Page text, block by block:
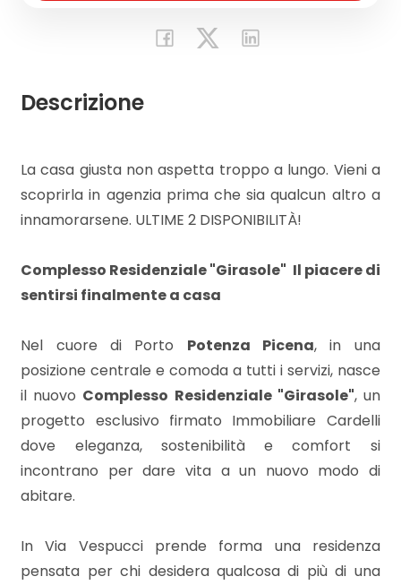
Descrizione
La casa giusta non aspetta troppo a lungo. Vieni a
scoprirla in agenzia prima che sia qualcun altro a
innamorarsene. ULTIME 2 DISPONIBILITÀ!
Complesso Residenziale "Girasole"  Il piacere di
sentirsi finalmente a casa
Nel cuore di Porto Potenza Picena, in una
posizione centrale e comoda a tutti i servizi, nasce
il nuovo Complesso Residenziale "Girasole", un
progetto esclusivo firmato Immobiliare Cardelli
dove eleganza, sostenibilità e comfort si
incontrano per dare vita a un nuovo modo di
abitare.
In Via Vespucci prende forma una residenza
pensata per chi desidera qualcosa di più di una
Totale
mq
Locali
minimi
Qualsiasi
2